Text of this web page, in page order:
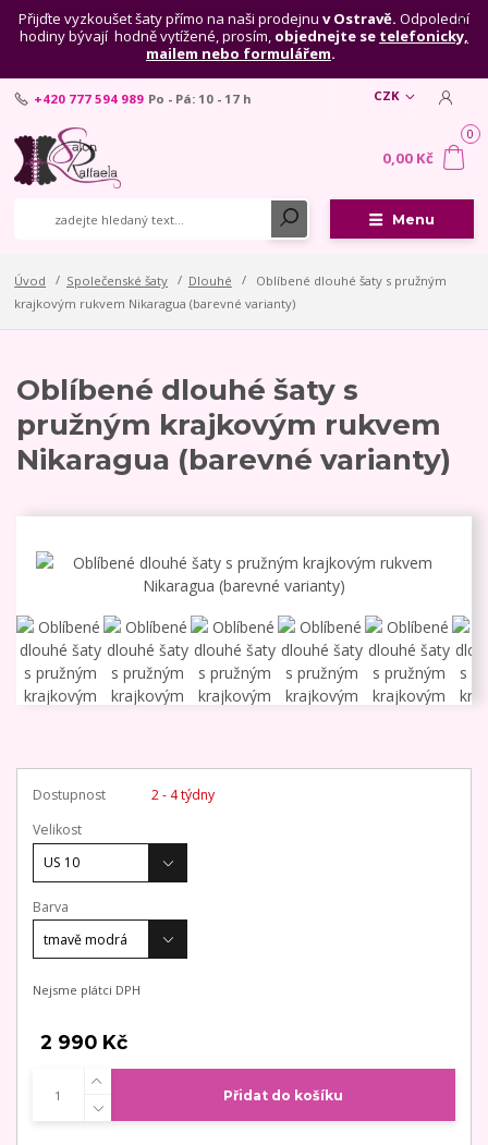
Přijďte vyzkoušet šaty přímo na naši prodejnu v Ostravě. Odpolední
hodiny bývají hodně vytížené, prosím, objednejte se telefonicky,
mailem nebo formulářem.
Menu
CZK
+420 777 594 989 Po - Pá: 10 - 17 h
0
0,00 Kč
Úvod Společenské šaty Dlouhé
Oblíbené dlouhé šaty s pružným
krajkovým rukvem Nikaragua (barevné varianty)
Oblíbené dlouhé šaty s
pružným krajkovým rukvem
Nikaragua (barevné varianty)
Dostupnost
2 - 4 týdny
Velikost
Barva
Nejsme plátci DPH
2 990 Kč
Přidat do košíku